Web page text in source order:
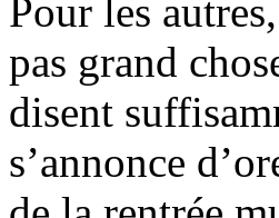
Pour les
pas grand
disent
s’annonce